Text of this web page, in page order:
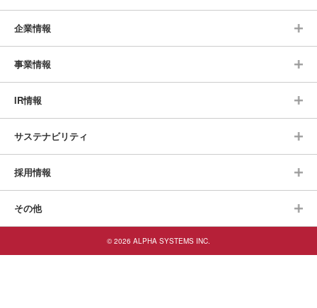
企業情報
事業情報
IR情報
サステナビリティ
採用情報
その他
© 2026 ALPHA SYSTEMS INC.